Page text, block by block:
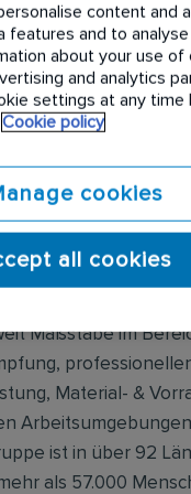
zur
erfolgt digital
Konzerne
Maßstäbe im
Material- &
ist in über 92
als 57.000
content and
features and to
about your use of
and analytics
settings at any time
Cookie policy
cookies
all cookies